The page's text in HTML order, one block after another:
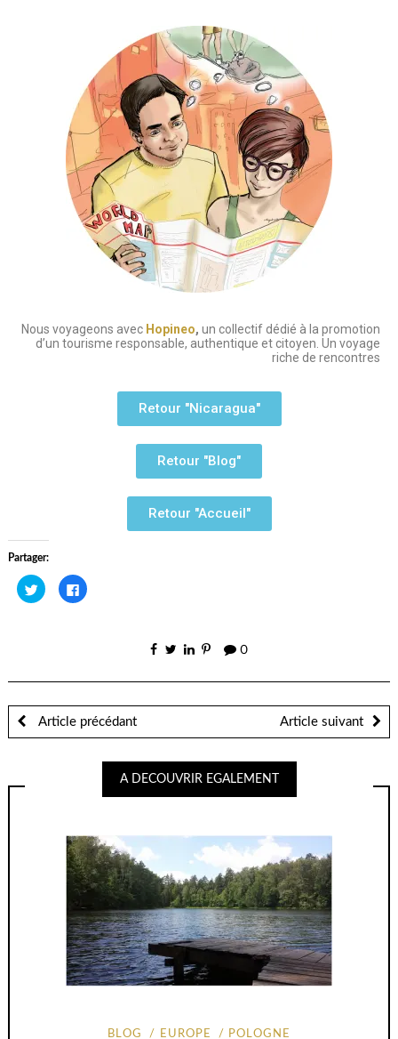
Nous voyageons avec Hopineo, un collectif dédié à la promotion
d’un tourisme responsable, authentique et citoyen. Un voyage
riche de rencontres
Retour "Nicaragua"
Retour "Blog"
Retour "Accueil"
Partager:
Cliquez
pour
partager
Cliquez
pour
0
Article précédant Article suivant
A DECOUVRIR EGALEMENT
BLOG EUROPE POLOGNE